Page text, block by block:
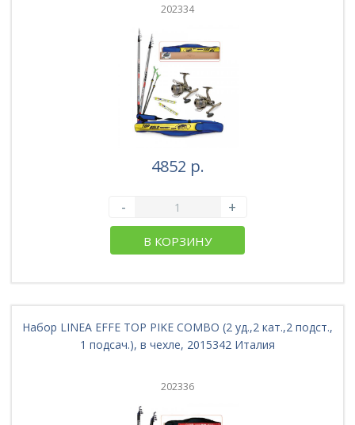
202334
4852 р.
- +
В КОРЗИНУ
Набор LINEA EFFE TOP PIKE COMBO (2 уд.,2 кат.,2 подст.,
1 подсач.), в чехле, 2015342 Италия
202336